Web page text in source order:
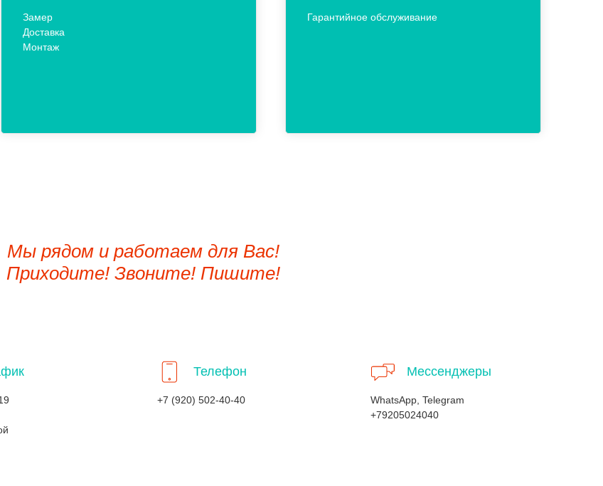
Замер
Доставка
Монтаж
Гарантийное обслуживание
Мы рядом и работаем для Вас!
Приходите! Звоните! Пишите!
Телефон
+7 (920) 502-40-40
Мессенджеры
WhatsApp, Telegram
+79205024040